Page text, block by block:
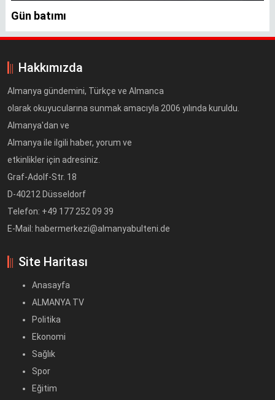
Gün batımı
Hakkımızda
Almanya gündemini, Türkçe ve Almanca
olarak okuyucularına sunmak amacıyla 2006 yılında kuruldu.
Almanya'dan ve
Almanya ile ilgili haber, yorum ve
etkinlikler için adresiniz.
Graf-Adolf-Str. 18
D-40212 Düsseldorf
Telefon: +49 177 252 09 39
E-Mail: habermerkezi@almanyabulteni.de
Site Haritası
Anasayfa
ALMANYA TV
Politika
Ekonomi
Sağlık
Spor
Eğitim